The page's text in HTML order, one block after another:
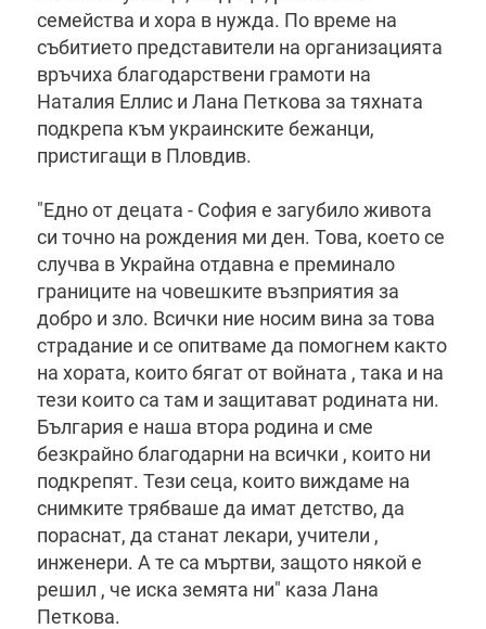
семейства и хора в нужда. По време на
събитието представители на организацията
връчиха благодарствени грамоти на
Наталия Еллис и Лана Петкова за тяхната
подкрепа към украинските бежанци,
пристигащи в Пловдив.
"Едно от децата - София е загубило живота
си точно на рождения ми ден. Това, което се
случва в Украйна отдавна е преминало
границите на човешките възприятия за
добро и зло. Всички ние носим вина за това
страдание и се опитваме да помогнем както
на хората, които бягат от войната , така и на
тези които са там и защитават родината ни.
България е наша втора родина и сме
безкрайно благодарни на всички , които ни
подкрепят. Тези сеца, които виждаме на
снимките трябваше да имат детство, да
пораснат, да станат лекари, учители ,
инженери. А те са мъртви, защото някой е
решил , че иска земята ни" каза Лана
Петкова.